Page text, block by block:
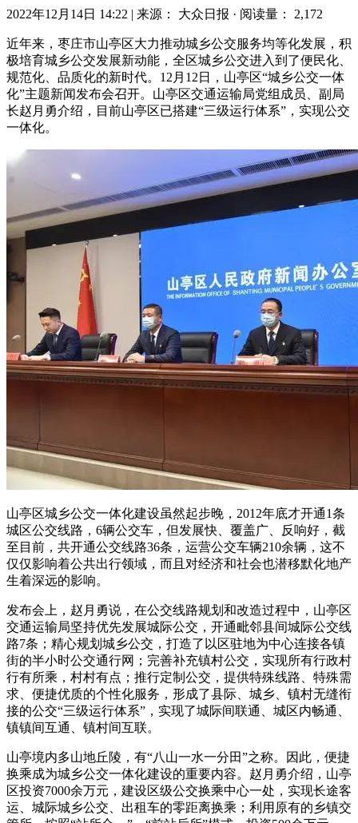
2022年12月14日 14:22 | 来源： 大众日报 · 阅读量： 2,172
近年来，枣庄市山亭区大力推动城乡公交服务均等化发展，积
极培育城乡公交发展新动能，全区城乡公交进入到了便民化、
规范化、品质化的新时代。12月12日，山亭区“城乡公交一体
化”主题新闻发布会召开。山亭区交通运输局党组成员、副局
长赵月勇介绍，目前山亭区已搭建“三级运行体系”，实现公交
一体化。
山亭区城乡公交一体化建设虽然起步晚，2012年底才开通1条
城区公交线路，6辆公交车，但发展快、覆盖广、反响好，截
至目前，共开通公交线路36条，运营公交车辆210余辆，这不
仅仅影响着公共出行领域，而且对经济和社会也潜移默化地产
生着深远的影响。
发布会上，赵月勇说，在公交线路规划和改造过程中，山亭区
交通运输局坚持优先发展城际公交，开通毗邻县间城际公交线
路7条；精心规划城乡公交，打造了以区驻地为中心连接各镇
街的半小时公交通行网；完善补充镇村公交，实现所有行政村
行有所乘，村村有点；推行定制公交，提供特殊线路、特殊需
求、便捷优质的个性化服务，形成了县际、城乡、镇村无缝衔
接的公交“三级运行体系”，实现了城际间联通、城区内畅通、
镇镇间互通、镇村间互联。
山亭境内多山地丘陵，有“八山一水一分田”之称。因此，便捷
换乘成为城乡公交一体化建设的重要内容。赵月勇介绍，山亭
区投资7000余万元，建设区级公交换乘中心一处，实现长途客
运、城际城乡公交、出租车的零距离换乘；利用原有的乡镇交